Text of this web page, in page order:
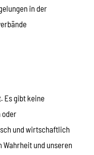
in der
Es gibt keine
oder
und wirtschaftlich
Wahrheit und unseren